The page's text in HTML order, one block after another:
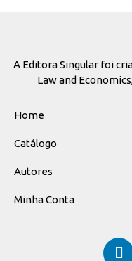
A Editora Singular foi
Law and
Home
Catálogo
Autores
Minha Conta